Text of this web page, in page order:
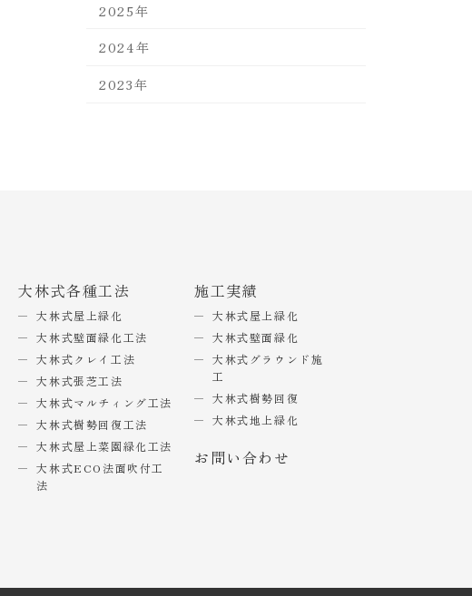
2025年
2024年
2023年
大林式各種工法
大林式屋上緑化
大林式壁面緑化工法
大林式クレイ工法
大林式張芝工法
大林式マルチィング工法
大林式樹勢回復工法
大林式屋上菜園緑化工法
大林式ECO法面吹付工
法
施工実績
大林式屋上緑化
大林式壁面緑化
大林式グラウンド施
工
大林式樹勢回復
大林式地上緑化
お問い合わせ